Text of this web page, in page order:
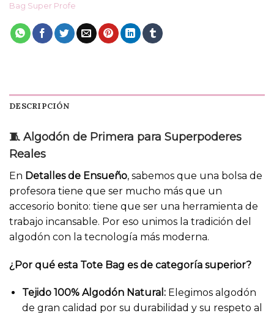
Bag Super Profe
DESCRIPCIÓN
🧵 Algodón de Primera para Superpoderes
Reales
En Detalles de Ensueño, sabemos que una bolsa de
profesora tiene que ser mucho más que un
accesorio bonito: tiene que ser una herramienta de
trabajo incansable. Por eso unimos la tradición del
algodón con la tecnología más moderna.
¿Por qué esta Tote Bag es de categoría superior?
Tejido 100% Algodón Natural:Elegimos algodón
de gran calidad por su durabilidad y su respeto al